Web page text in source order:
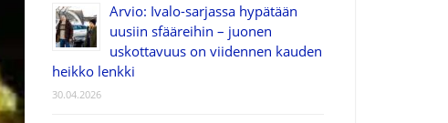
Arvio: Ivalo-sarjassa hypätään
uusiin sfääreihin – juonen
uskottavuus on viidennen kauden
heikko lenkki
30.04.2026